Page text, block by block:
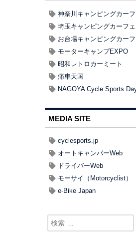
神奈川キャンピングカー
埼玉キャンピングカーフ
お台場キャンピングカー
モーターキャンプEXPO
昭和レトロカーミート
痛車天国
NAGOYA Cycle Sports
MEDIA SITE
cyclesports.jp
オートキャンパーWeb
ドライバーWeb
モーサイ（Motorcyclist）
e-Bike Japan